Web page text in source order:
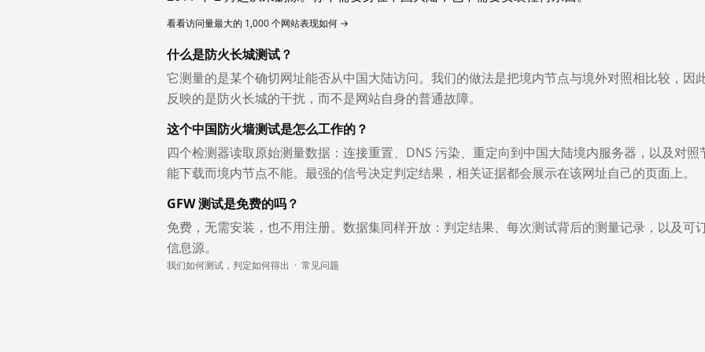
看看访问量最大的 1,000 个网站表现如何 →
什么是防火长城测试？
它测量的是某个确切网址能否从中国大陆访问。我们的做法是把境内节点与境外对照相比较，因
反映的是防火长城的干扰，而不是网站自身的普通故障。
这个中国防火墙测试是怎么工作的？
四个检测器读取原始测量数据：连接重置、DNS 污染、重定向到中国大陆境内服务器，以及对照
能下载而境内节点不能。最强的信号决定判定结果，相关证据都会展示在该网址自己的页面上。
GFW 测试是免费的吗？
免费，无需安装，也不用注册。数据集同样开放：判定结果、每次测试背后的测量记录，以及可
信息源。
我们如何测试，判定如何得出 · 常见问题